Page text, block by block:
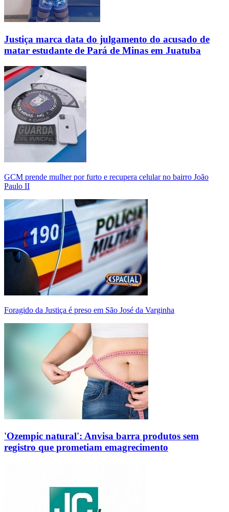
Justiça marca data do julgamento do acusado de
matar estudante de Pará de Minas em Juatuba
GCM prende mulher por furto e recupera celular no bairro João
Paulo II
Foragido da Justiça é preso em São José da Varginha
'Ozempic natural': Anvisa barra produtos sem
registro que prometiam emagrecimento